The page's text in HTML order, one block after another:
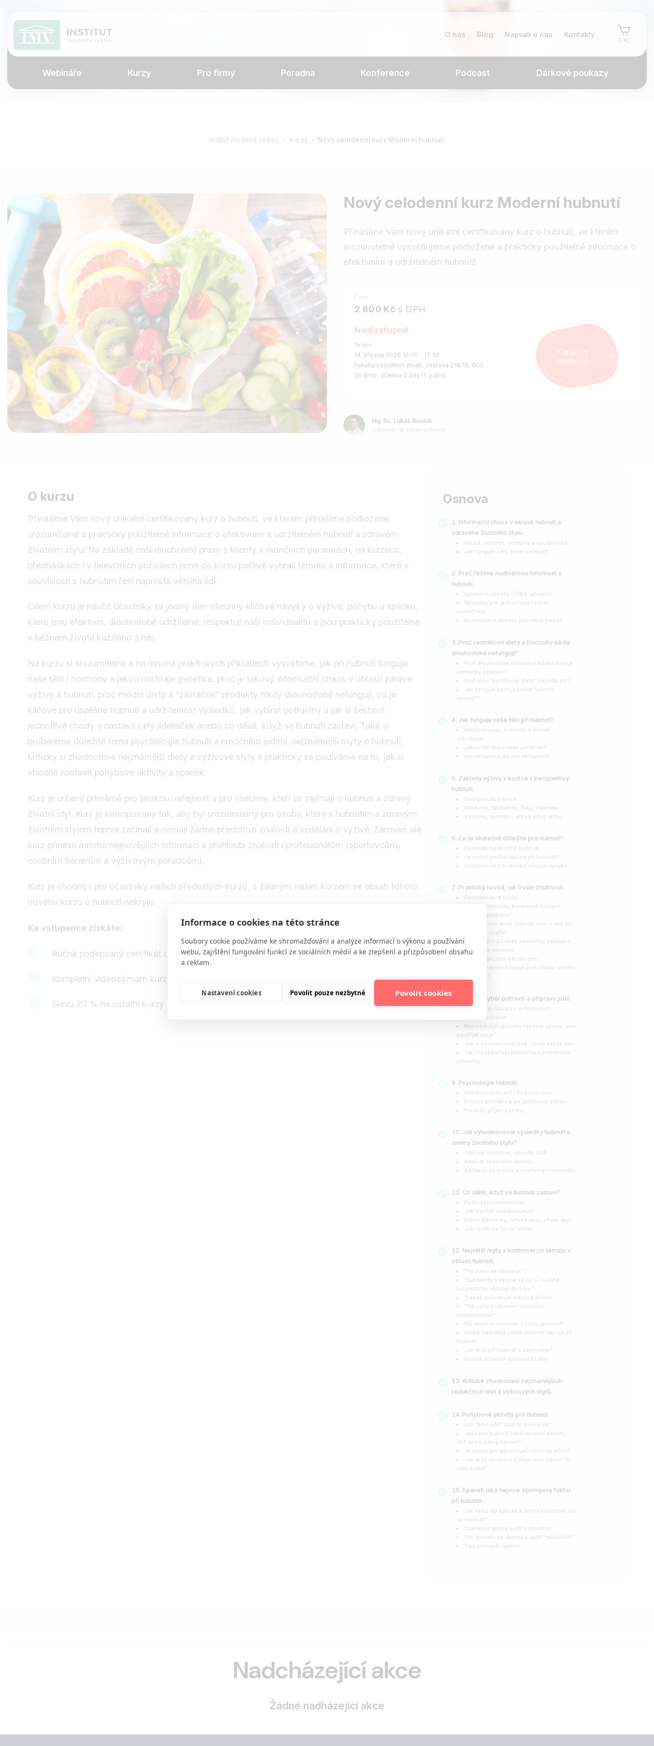
Informace o cookies na této stránce
Soubory cookie používáme ke shromažďování a analýze informací o výkonu a používání
webu, zajištění fungování funkcí ze sociálních médií a ke zlepšení a přizpůsobení obsahu
a reklam.
Nastavení cookies Povolit pouze nezbytné Povolit cookies
O nás Blog Napsali o nás Kontakty
0 Kč
Webináře Kurzy Pro firmy Poradna Konference Podcast Dárkové poukazy
Institut moderní výživy Kurzy Nový celodenní kurz Moderní hubnutí
Nový celodenní kurz Moderní hubnutí
Přinášíme Vám nový unikátní certifikovaný kurz o hubnutí, ve kterém
srozumitelně vysvětlujeme podložené a prakticky použitelné informace o
efektivním a udržitelném hubnutí!
Cena
2 600 Kč s DPH
Nedostupné
Termín
14. března 2026 10:00 - 17:30
Fakulta sociálních studií, Joštova 218/10, 602
00 Brno, učebna 2.09a (1. patro)
Kapacita
naplněna
Ing. Bc. Lukáš Roubík
Odborník na výživu a fitness
O kurzu
Přinášíme Vám nový unikátní certifikovaný kurz o hubnutí, ve kterém přinášíme podložené,
srozumitelné a prakticky použitelné informace o efektivním a udržitelném hubnutí a zdravém
životním stylu! Na základě naší dlouholeté praxe s klienty v nutričních poradnách, na kurzech,
přednáškách i v televizních pořadech jsme do kurzu pečlivě vybrali témata a informace, které v
souvislosti s hubnutím řeší naprostá většina lidí.
Cílem kurzu je naučit účastníky za jediný den všechny klíčové návyky o výživě, pohybu a spánku,
které jsou efektivní, dlouhodobě udržitelné, respektují naši individualitu a jsou prakticky použitelné
v běžném životě každého z nás.
Na kurzu si srozumitelně a na mnoha praktických příkladech vysvětlíme, jak při hubnutí funguje
naše tělo i hormony a jakou roli hraje genetika, proč je takový informační chaos v oblasti zdravé
výživy a hubnutí, proč módní diety a “zázračné” produkty nikdy dlouhodobě nefungují, co je
klíčové pro úspěšné hubnutí a udržitelnost výsledků, jak vybírat potraviny a jak si sestavit
jednotlivé chody a nastavit celý jídelníček anebo co dělat, když se hubnutí zastaví. Také si
probereme důležité téma psychologie hubnutí a emočního jedení, nejznámější mýty o hubnutí,
kriticky si zhodnotíme nejznámější diety a výživové styly a prakticky se podíváme na to, jak si
vhodně nastavit pohybové aktivity a spánek.
Kurz je určený primárně pro širokou veřejnost a pro všechny, kteří se zajímají o hubnutí a zdravý
životní styl. Kurz je koncipovaný tak, aby byl srozumitelný pro osoby, které s hubnutím a zdravým
životním stylem teprve začínají a nemají žádné předchozí znalosti a vzdělání o výživě. Zároveň ale
kurz přinese mnoho nejnovějších informací a prohloubí znalosti i profesionálům (sportovcům,
osobním trenérům a výživovým poradcům).
Kurz je vhodný i pro účastníky našich předešlých kurzů, s žádným naším kurzem se obsah tohoto
nového kurzu o hubnutí nekryje.
Ke vstupence získáte:
Ručně podepsaný certifikát o absolvování kurzu s Vaším jménem
Kompletní videozáznam kurzu s doživotním přístupem
Slevu 20 % na ostatní kurzy a webináře
Osnova
Informační chaos v oblasti hubnutí a
zdravého životního stylu.
Média, internet, celebrity a sociální sítě
Jak funguje celý dietní průmysl?
Proč řešíme nadměrnou hmotnost a
hubnutí.
Epidemie obezity v ČR a zahraničí
Následky pro jednotlivce i celou
společnost
Normalizace obezity jako nový trend?
Proč restriktivní diety a hladovky nikdy
dlouhodobě nefungují?
Proč dlouhodobě nefungují módní diety a
jídelníčky celebrit?
Proč jsou “pytlíčkové diety” největší zlo?
Jak funguje byznys kolem “jarních
detoxů”?
Jak funguje naše tělo při hubnutí?
Metabolismus, hormony a střevní
mikrobiom
Jakou roli hraje naše genetika?
Menstruace a její vliv na hubnutí
Základy výživy v kostce z perspektivy
hubnutí.
Energetická bilance
Bílkoviny, Sacharidy, Tuky, Vláknina
Vitamíny, minerální látky a pitný režim
Co je skutečně důležité pro hubnutí?
Pyramida moderního hubnutí
Je nutné počítat kalorie při hubnutí?
Udržitelnost a budování nových návyků
Praktický návod, jak trvale zhubnout.
Personalizace výživy
Jak si v jídelníčku konkrétně nastavit
energii i makroživiny?
Index sytosti aneb hubnutí není o tom jíst
málo ale jíst chytře!
Pravidlo 80/20 aneb neexistují zakázané
potraviny ale množství
Načasování jídel během dne
Jak při hubnutí bojovat proti hladu, chutím
a uzobávání?
Správný výběr potravin a příprava jídel.
“Tahák” na nákupy v jednotlivých
skupinách potravin
Nejvhodnější způsoby tepelné úpravy, jaké
používat oleje?
Jak si sestavit vyvážené chody každý den
Tipy na zpestření jídelníčku a proteinové
potraviny
Psychologie hubnutí.
Vhodné nastavení cílů a motivace
Emoční přejídání a jak zvládnout výčitky
Poruchy příjmu potravy
Jak vyhodnocovat výsledky hubnutí a
změny životního stylu?
Tělesná hmotnost, obvody, BMI
Analýza tělesného složení
Aplikace do mobilu a nositelná elektronika
Co dělat, když se hubnutí zastaví?
Poškození metabolismu
Jak zrychlit metabolismus?
Dietní přestávky, refeed days, cheat days
Jak vyzrát na “jo-jo” efekt?
Největší mýty a kontroverzní témata v
oblasti hubnutí.
“Po ovoci se tloustne.”
“Sacharidy a kalorie se po 17. hodině
automaticky ukládají do tuku.”
“Lepek způsobuje moučné břicho.”
“Pití vody s citronem zrychluje
metabolismus.”
Má smysl si omotávat břicho igelitem?
Umělá sladidla a uměle slazené nápoje při
hubnutí
Jak je to při hubnutí s alkoholem?
Reálná účinnost spalovačů tuku
Kritické zhodnocení nejznámějších
redukčních diet a výživových stylů.
Pohybové aktivity pro hubnutí.
Lze “přecvičit” špatný jídelníček?
Jsou pro hubnutí lepší aerobní aktivity,
HIIT nebo silový trénink?
Je nutné pro pálení tuků cvičit na lačno?
Jak je to doopravy s magickou hranicí 10
000 kroků?
Spánek jako nejvíce opomíjený faktor
při hubnutí.
Jak velký má spánek a jeho nedostatek vliv
na hubnutí?
Spánková apnoe u lidí s obezitou
Vliv kofeinu na spánek a další “narušitelé”
Tipy pro lepší spánek
Nadcházející akce
Žádné nadházející akce